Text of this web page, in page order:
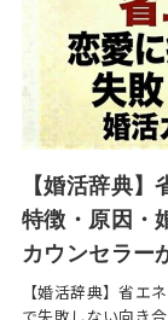
【婚活辞典
特徴・原因・
カウンセラー
【婚活辞典】省エ